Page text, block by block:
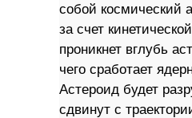
собой космический
за счет
проникнет вглубь
чего сработает
Астероид будет
сдвинут с